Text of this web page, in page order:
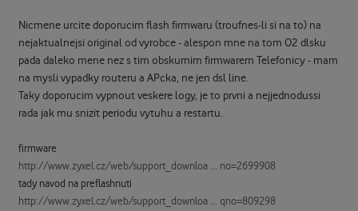
Nicmene urcite doporucim flash firmwaru (troufnes-li si na to) na
nejaktualnejsi original od vyrobce - alespon mne na tom O2 dlsku
pada daleko mene nez s tim obskurnim firmwarem Telefonicy - mam
na mysli vypadky routeru a APcka, ne jen dsl line.
Taky doporucim vypnout veskere logy, je to prvni a nejjednodussi
rada jak mu snizit periodu vytuhu a restartu.
firmware
http://www.zyxel.cz/web/support_downloa ... no=2699908
tady navod na preflashnuti
http://www.zyxel.cz/web/support_downloa ... qno=809298